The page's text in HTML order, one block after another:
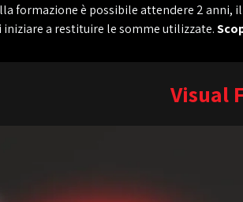
formazione è possibile attendere 2 anni,
a restituire le somme utilizzate.
Visual